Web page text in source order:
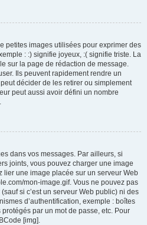
petites images utilisées pour exprimer des
: :) signifie joyeux, :( signifie triste. La
sur la page de rédaction de message.
Ils peuvent rapidement rendre un
décider de les retirer ou simplement
peut aussi avoir défini un nombre
dans vos messages. Par ailleurs, si
joints, vous pouvez charger une image
lier une image placée sur un serveur Web
mon-image.gif. Vous ne pouvez pas
si c’est un serveur Web public) ni des
d’authentification, exemple : boîtes
par un mot de passe, etc. Pour
[img].